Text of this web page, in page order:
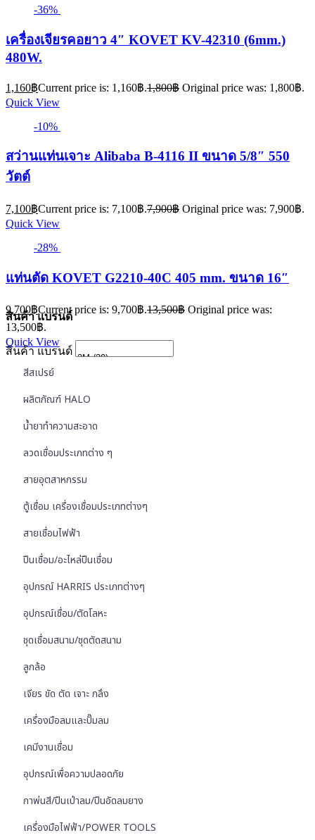
-36%
เครื่องเจียรคอยาว 4″ KOVET KV-42310 (6mm.)
480W.
1,160฿Current price is: 1,160฿.1,800฿ Original price was: 1,800฿.
Quick View
-10%
สว่านแท่นเจาะ Alibaba B-4116 II ขนาด 5/8″ 550
วัตต์
7,100฿Current price is: 7,100฿.7,900฿ Original price was: 7,900฿.
Quick View
-28%
แท่นตัด KOVET G2210-40C 405 mm. ขนาด 16″
9,700฿Current price is: 9,700฿.13,500฿ Original price was:
13,500฿.
Quick View
สินค้า แบรนด์
สินค้า แบรนด์
สีสเปรย์
ผลิตภัณฑ์ HALO
น้ำยาทำความสะอาด
ลวดเชื่อมประเภทต่าง ๆ
สายอุตสาหกรรม
ตู้เชื่อม เครื่องเชื่อมประเภทต่างๆ
สายเชื่อมไฟฟ้า
ปืนเชื่อม/อะไหล่ปืนเชื่อม
อุปกรณ์ HARRIS ประเภทต่างๆ
อุปกรณ์เชื่อม/ตัดโลหะ
ชุดเชื่อมสนาม/ชุดตัดสนาม
ลูกล้อ
เจียร ขัด ตัด เจาะ กลึง
เครื่องมือลมและปั๊มลม
เคมีงานเชื่อม
อุปกรณ์เพื่อความปลอดภัย
กาพ่นสี/ปืนเป่าลม/ปืนอัดลมยาง
เครื่องมือไฟฟ้า/POWER TOOLS